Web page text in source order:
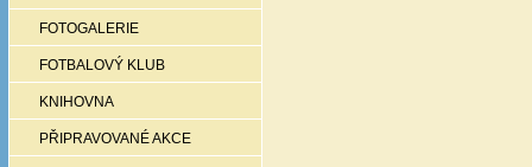
FOTOGALERIE
FOTBALOVÝ KLUB
KNIHOVNA
PŘIPRAVOVANÉ AKCE